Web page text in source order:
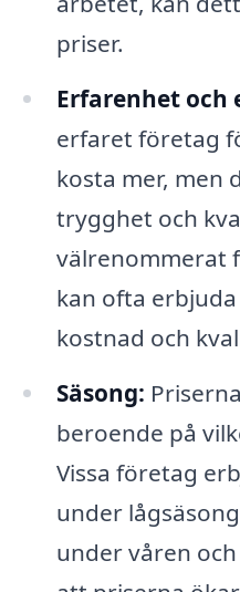
priser.
Erfarenhet och
erfaret företag
kosta mer, men
trygghet och
välrenommerat
kan ofta
kostnad och
Säsong:
beroende på
Vissa företag
under
under våren